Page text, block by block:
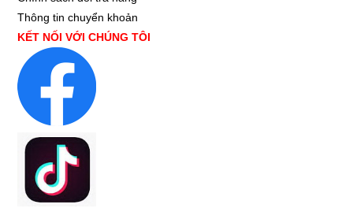
Thông tin chuyển khoản
KẾT NỐI VỚI CHÚNG TÔI